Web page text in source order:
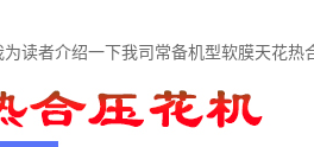
读者介绍一下我司常备机型软膜天花热